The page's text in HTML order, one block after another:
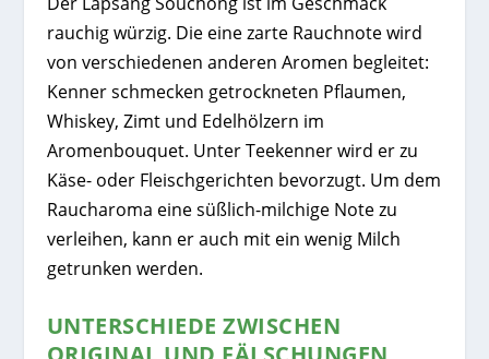
rauchig würzig. Die eine zarte Rauchnote wird
von verschiedenen anderen Aromen begleitet:
Kenner schmecken getrockneten Pflaumen,
Whiskey, Zimt und Edelhölzern im
Aromenbouquet. Unter Teekenner wird er zu
Käse- oder Fleischgerichten bevorzugt. Um dem
Raucharoma eine süßlich-milchige Note zu
verleihen, kann er auch mit ein wenig Milch
getrunken werden.
UNTERSCHIEDE ZWISCHEN